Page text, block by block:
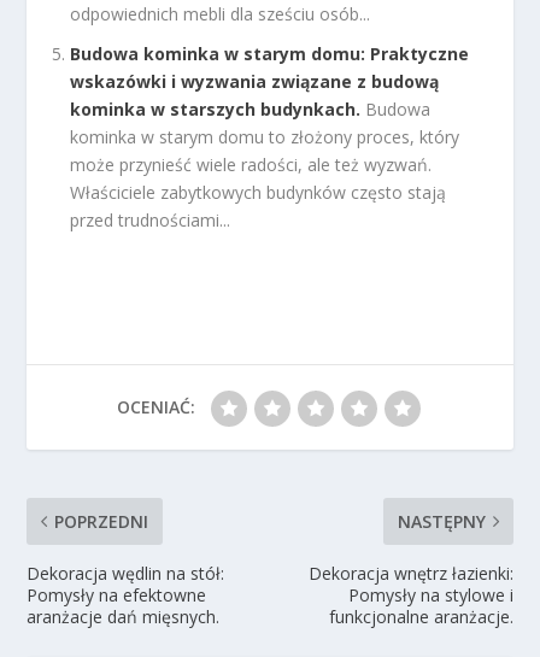
odpowiednich mebli dla sześciu osób...
Budowa kominka w starym domu: Praktyczne
wskazówki i wyzwania związane z budową
kominka w starszych budynkach. Budowa
kominka w starym domu to złożony proces, który
może przynieść wiele radości, ale też wyzwań.
Właściciele zabytkowych budynków często stają
przed trudnościami...
OCENIAĆ:
POPRZEDNI
Dekoracja wędlin na stół:
Pomysły na efektowne
aranżacje dań mięsnych.
NASTĘPNY
Dekoracja wnętrz łazienki:
Pomysły na stylowe i
funkcjonalne aranżacje.